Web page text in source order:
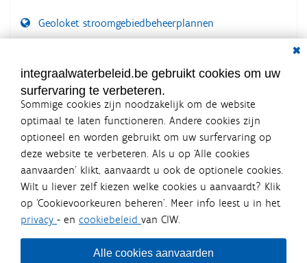
Geoloket stroomgebiedbeheerplannen
LOGIN VEREIST
integraalwaterbeleid.be gebruikt cookies om uw
surfervaring te verbeteren.
Sommige cookies zijn noodzakelijk om de website
optimaal te laten functioneren. Andere cookies zijn
optioneel en worden gebruikt om uw surfervaring op
deze website te verbeteren. Als u op ‘Alle cookies
aanvaarden’ klikt, aanvaardt u ook de optionele cookies.
Wilt u liever zelf kiezen welke cookies u aanvaardt? Klik
op ‘Cookievoorkeuren beheren’. Meer info leest u in het
privacy - en cookiebeleid van CIW.
Alle cookies aanvaarden
Integraalwaterbeleid.be is een
officiële website van de Vlaamse
overheid
uitgegeven door Coördinatiecommissie Integraal
Waterbeleid
De Coördinatiecommissie Integraal Waterbeleid (CIW) is een
bestuursniveaus die bij het waterbeleid betrokken zijn. Ook
waterbedrijven nemen deel aan het overleg. Deze